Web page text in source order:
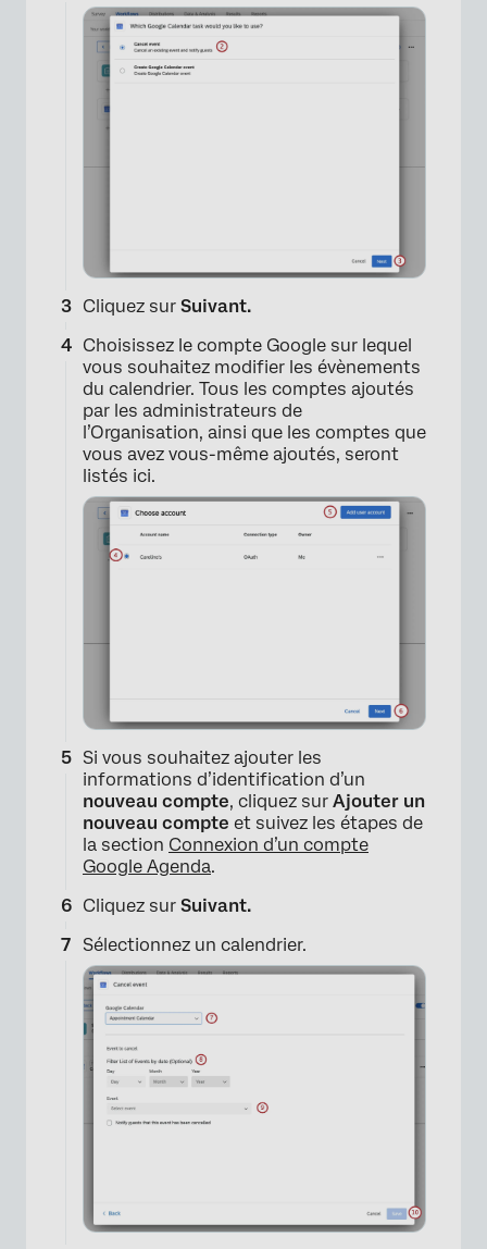
Cliquez sur Suivant.
Choisissez le compte Google sur lequel
vous souhaitez modifier les évènements
du calendrier. Tous les comptes ajoutés
par les administrateurs de
l’Organisation, ainsi que les comptes que
vous avez vous-même ajoutés, seront
listés ici.
Si vous souhaitez ajouter les
informations d’identification d’un
nouveau compte, cliquez sur Ajouter un
nouveau compte et suivez les étapes de
la section Connexion d’un compte
Google Agenda.
Cliquez sur Suivant.
Sélectionnez un calendrier.